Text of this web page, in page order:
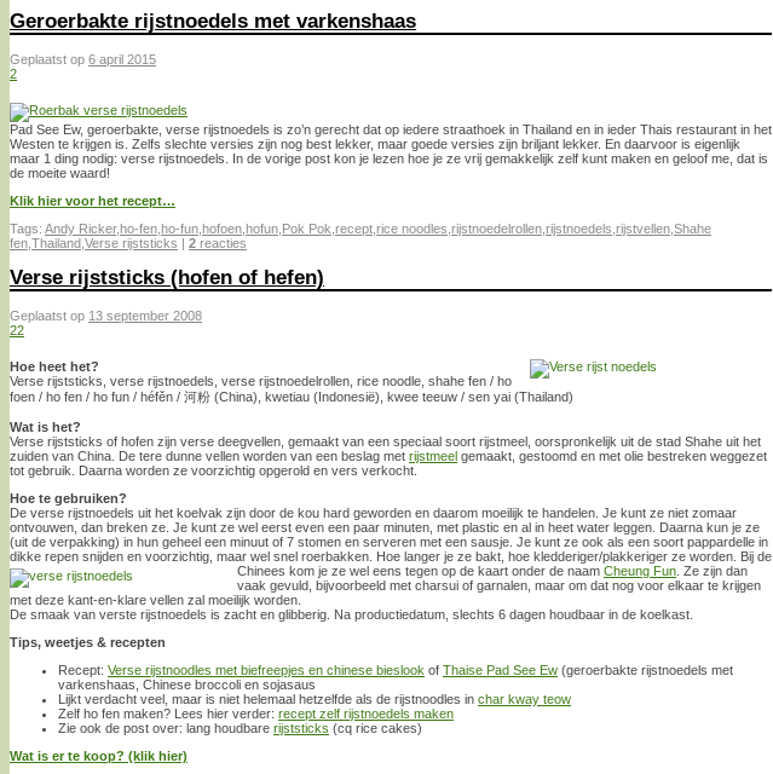
Geroerbakte rijstnoedels met varkenshaas
Geplaatst op 6 april 2015
2
Pad See Ew, geroerbakte, verse rijstnoedels is zo’n gerecht dat op iedere straathoek in Thailand en in ieder Thais restaurant in het
Westen te krijgen is. Zelfs slechte versies zijn nog best lekker, maar goede versies zijn briljant lekker. En daarvoor is eigenlijk
maar 1 ding nodig: verse rijstnoedels. In de vorige post kon je lezen hoe je ze vrij gemakkelijk zelf kunt maken en geloof me, dat is
de moeite waard!
Klik hier voor het recept…
Tags: Andy Ricker,ho-fen ho-fun hofoen hofun Pok Pok recept rice noodles rijstnoedelrollen rijstnoedels rijstvellen Shahe
fen Thailand Verse rijststicks | 2 reacties
Verse rijststicks (hofen of hefen)
Geplaatst op 13 september 2008
22
Hoe heet het?
Verse rijststicks, verse rijstnoedels, verse rijstnoedelrollen, rice noodle, shahe fen / ho
foen / ho fen / ho fun / héfěn / 河粉 (China), kwetiau (Indonesië), kwee teeuw / sen yai (Thailand)
Wat is het?
Verse rijststicks of hofen zijn verse deegvellen, gemaakt van een speciaal soort rijstmeel, oorspronkelijk uit de stad Shahe uit het
zuiden van China. De tere dunne vellen worden van een beslag met rijstmeel gemaakt, gestoomd en met olie bestreken weggezet
tot gebruik. Daarna worden ze voorzichtig opgerold en vers verkocht.
Hoe te gebruiken?
De verse rijstnoedels uit het koelvak zijn door de kou hard geworden en daarom moeilijk te handelen. Je kunt ze niet zomaar
ontvouwen, dan breken ze. Je kunt ze wel eerst even een paar minuten, met plastic en al in heet water leggen. Daarna kun je ze
(uit de verpakking) in hun geheel een minuut of 7 stomen en serveren met een sausje. Je kunt ze ook als een soort pappardelle in
dikke repen snijden en voorzichtig, maar wel snel roerbakken. Hoe langer je ze bakt, hoe kledderiger/plakkeriger ze worden. Bij de
Chinees kom je ze wel eens tegen op de kaart onder de naam Cheung Fun . Ze zijn dan
vaak gevuld, bijvoorbeeld met charsui of garnalen, maar om dat nog voor elkaar te krijgen
met deze kant-en-klare vellen zal moeilijk worden.
De smaak van verste rijstnoedels is zacht en glibberig. Na productiedatum, slechts 6 dagen houdbaar in de koelkast.
Tips, weetjes & recepten
Recept: Verse rijstnoodles met biefreepjes en chinese bieslook of Thaise Pad See Ew (geroerbakte rijstnoedels met
varkenshaas, Chinese broccoli en sojasaus
Lijkt verdacht veel, maar is niet helemaal hetzelfde als de rijstnoodles in char kway teow
Zelf ho fen maken? Lees hier verder: recept zelf rijstnoedels maken
Zie ook de post over: lang houdbare rijststicks (cq rice cakes)
Wat is er te koop? (klik hier)